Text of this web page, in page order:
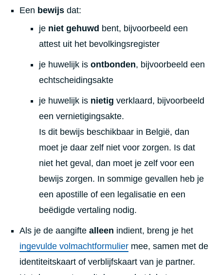
Een bewijs dat:
je niet gehuwd bent, bijvoorbeeld een
attest uit het bevolkingsregister
je huwelijk is ontbonden, bijvoorbeeld een
echtscheidingsakte
je huwelijk is nietig verklaard, bijvoorbeeld
een vernietigingsakte.
Is dit bewijs beschikbaar in België, dan
moet je daar zelf niet voor zorgen. Is dat
niet het geval, dan moet je zelf voor een
bewijs zorgen. In sommige gevallen heb je
een apostille of een legalisatie en een
beëdigde vertaling nodig.
Als je de aangifte alleen indient, breng je het
ingevulde volmachtformulier mee, samen met de
identiteitskaart of verblijfskaart van je partner.